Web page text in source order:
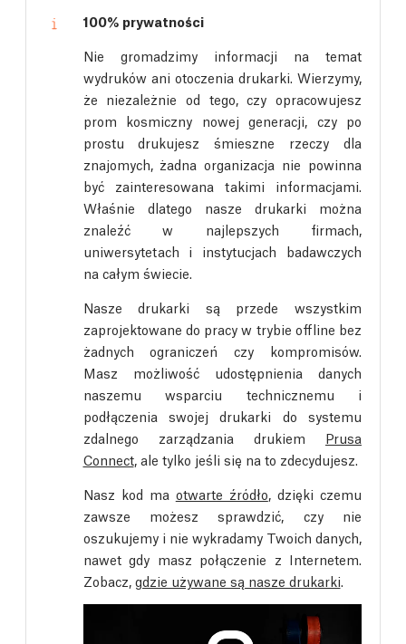
100% prywatności
Nie gromadzimy informacji na temat
wydruków ani otoczenia drukarki. Wierzymy,
że niezależnie od tego, czy opracowujesz
prom kosmiczny nowej generacji, czy po
prostu drukujesz śmieszne rzeczy dla
znajomych, żadna organizacja nie powinna
być zainteresowana takimi informacjami.
Właśnie dlatego nasze drukarki można
znaleźć w najlepszych firmach,
uniwersytetach i instytucjach badawczych
na całym świecie.
Nasze drukarki są przede wszystkim
zaprojektowane do pracy w trybie offline bez
żadnych ograniczeń czy kompromisów.
Masz możliwość udostępnienia danych
naszemu wsparciu technicznemu i
podłączenia swojej drukarki do systemu
zdalnego zarządzania drukiem Prusa
Connect, ale tylko jeśli się na to zdecydujesz.
Nasz kod ma otwarte źródło , dzięki czemu
zawsze możesz sprawdzić, czy nie
oszukujemy i nie wykradamy Twoich danych,
nawet gdy masz połączenie z Internetem.
Zobacz, gdzie używane są nasze drukarki